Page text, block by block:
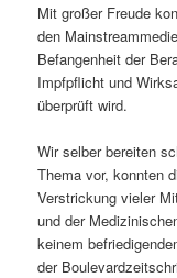
Mit großer Freude
den
Befangenheit der
Impfpflicht und
überprüft wird.
Wir selber bereiten
Thema vor, konnten
Verstrickung vieler
und der
keinem
der